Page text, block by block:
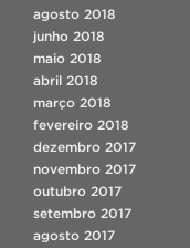
agosto 2018
junho 2018
maio 2018
abril 2018
março 2018
fevereiro 2018
dezembro 2017
novembro 2017
outubro 2017
setembro 2017
agosto 2017